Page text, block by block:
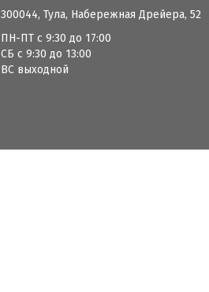
300044, Тула, Набережная Дрейера, 52
ПН-ПТ с 9:30 до 17:00
СБ с 9:30 до 13:00
ВС выходной